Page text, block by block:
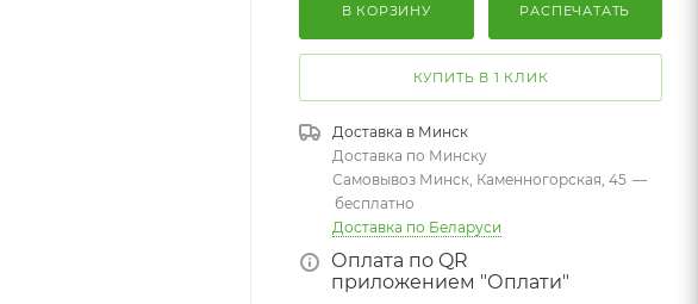
В КОРЗИНУ РАСПЕЧАТАТЬ
КУПИТЬ В 1 КЛИК
Доставка в Минск
Доставка по Минску
Самовывоз Минск, Каменногорская, 45 —
бесплатно
Доставка по Беларуси
Оплата по QR
приложением "Оплати"